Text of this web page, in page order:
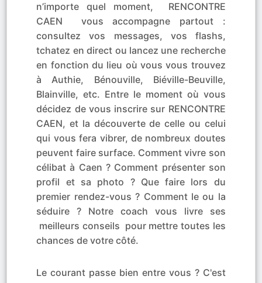
n’importe quel moment, RENCONTRE
CAEN vous accompagne partout :
consultez vos messages, vos flashs,
tchatez en direct ou lancez une recherche
en fonction du lieu où vous vous trouvez
à Authie, Bénouville, Biéville-Beuville,
Blainville, etc. Entre le moment où vous
décidez de vous inscrire sur RENCONTRE
CAEN, et la découverte de celle ou celui
qui vous fera vibrer, de nombreux doutes
peuvent faire surface. Comment vivre son
célibat à Caen ? Comment présenter son
profil et sa photo ? Que faire lors du
premier rendez-vous ? Comment le ou la
séduire ? Notre coach vous livre ses
meilleurs conseils pour mettre toutes les
chances de votre côté.
Le courant passe bien entre vous ? C'est